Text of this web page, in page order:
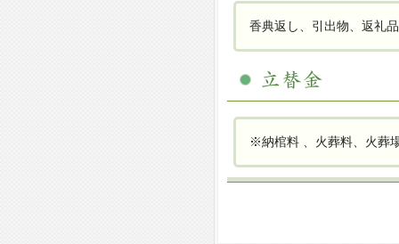
香典返し、引出物、返礼
※納棺料 、火葬料、火葬